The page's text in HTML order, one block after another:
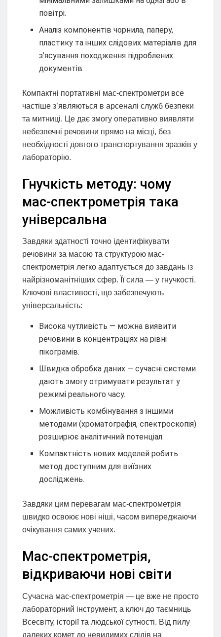
повітрі.
Аналіз компонентів чорнила, паперу,
пластику та інших слідових матеріалів для
з’ясування походження підроблених
документів.
Компактні портативні мас-спектрометри все
частіше з’являються в арсеналі служб безпеки
та митниці. Це дає змогу оперативно виявляти
небезпечні речовини прямо на місці, без
необхідності довгого транспортування зразків у
лабораторію.
Гнучкість методу: чому
мас-спектрометрія така
універсальна
Завдяки здатності точно ідентифікувати
речовини за масою та структурою мас-
спектрометрія легко адаптується до завдань із
найрізноманітніших сфер. Її сила — у гнучкості.
Ключові властивості, що забезпечують
універсальність:
Висока чутливість — можна виявити
речовини в концентраціях на рівні
пікограмів.
Швидка обробка даних — сучасні системи
дають змогу отримувати результат у
режимі реального часу.
Можливість комбінування з іншими
методами (хроматографія, спектроскопія)
розширює аналітичний потенціал.
Компактність нових моделей робить
метод доступним для виїзних
досліджень.
Завдяки цим перевагам мас-спектрометрія
швидко освоює нові ніші, часом випереджаючи
очікування самих учених.
Мас-спектрометрія,
відкриваючи нові світи
Сучасна мас-спектрометрія — це вже не просто
лабораторний інструмент, а ключ до таємниць
Всесвіту, історії та людської сутності. Від пилу
далеких комет до невидимих слідів на